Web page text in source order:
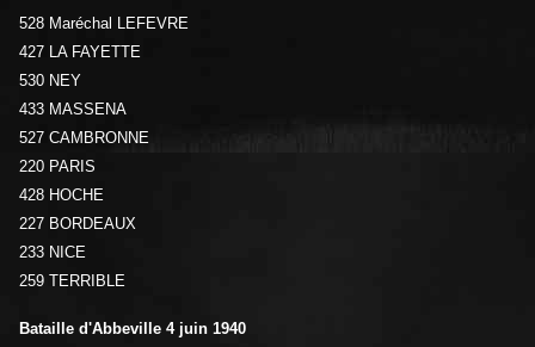
528 Maréchal LEFEVRE
427 LA FAYETTE
530 NEY
433 MASSENA
527 CAMBRONNE
220 PARIS
428 HOCHE
227 BORDEAUX
233 NICE
259 TERRIBLE
Bataille d'Abbeville 4 juin 1940